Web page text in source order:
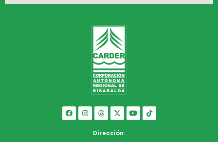
Dirección: